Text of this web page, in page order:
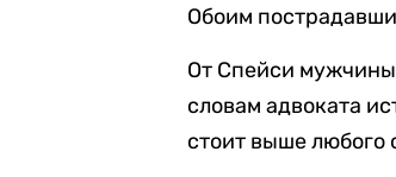
Обоим
От Спейси мужчины
словам адвоката
стоит выше любого